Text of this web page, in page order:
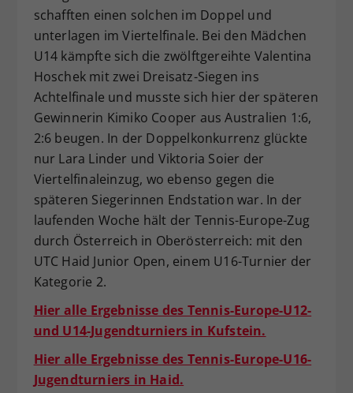
schafften einen solchen im Doppel und
unterlagen im Viertelfinale. Bei den Mädchen
U14 kämpfte sich die zwölftgereihte Valentina
Hoschek mit zwei Dreisatz-Siegen ins
Achtelfinale und musste sich hier der späteren
Gewinnerin Kimiko Cooper aus Australien 1:6,
2:6 beugen. In der Doppelkonkurrenz glückte
nur Lara Linder und Viktoria Soier der
Viertelfinaleinzug, wo ebenso gegen die
späteren Siegerinnen Endstation war. In der
laufenden Woche hält der Tennis-Europe-Zug
durch Österreich in Oberösterreich: mit den
UTC Haid Junior Open, einem U16-Turnier der
Kategorie 2.
Hier alle Ergebnisse des Tennis-Europe-U12-
und U14-Jugendturniers in Kufstein.
Hier alle Ergebnisse des Tennis-Europe-U16-
Jugendturniers in Haid.